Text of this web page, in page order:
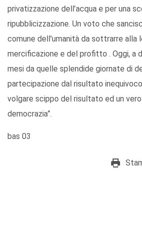
privatizzazione dell’acqua e per una
ripubblicizzazione. Un voto che
comune dell'umanità da sottrarre alla
mercificazione e del profitto . Oggi, a
mesi da quelle splendide giornate di
partecipazione dal risultato
volgare scippo del risultato ed un
democrazia”.
bas 03